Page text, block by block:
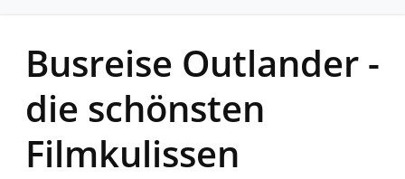
Busreise Outlander -
die schönsten
Filmkulissen